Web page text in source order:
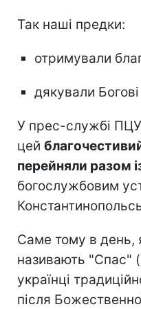
Так наші предки:
отримували
дякували
У прес-службі
цей
перейняли разом
богослужбовим
Саме тому в день,
називають "Спас"
українці
після